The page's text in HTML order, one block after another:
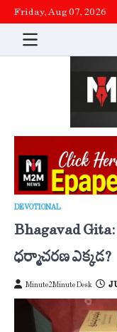
Skip
content
Friday, Aug 07, 2026
DEVOTIONAL
Bhagavad
ధర్మాచరణ ఎక్కడ?
Minute2Minute Desk